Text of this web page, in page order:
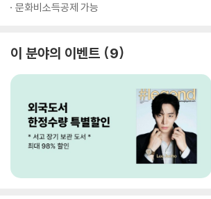
문화비소득공제 가능
이 분야의 이벤트 9